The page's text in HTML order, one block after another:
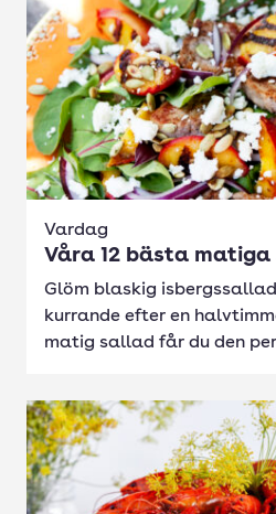
Vardag
Våra 12 bästa
Glöm blaskig
kurrande efter en
matig sallad får du den